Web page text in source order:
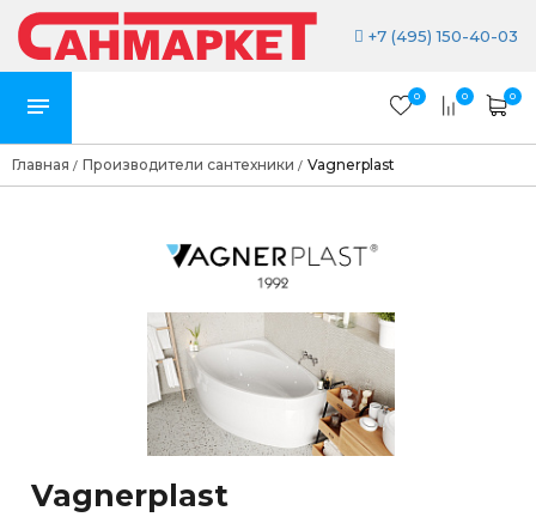
+7 (495) 150-40-03
0 0 0
Главная / Производители сантехники / Vagnerplast
Vagnerplast